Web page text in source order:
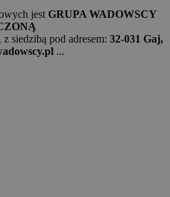
jest GRUPA WADOWSCY
z siedzibą pod adresem: 32-031 Gaj,
...